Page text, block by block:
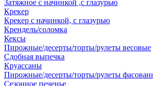
Затяжное с начинкой ,с глазурью
Крекер
Крекер с начинкой, с глазурью
Крендель/соломка
Кексы
Пирожные/десерты/торты/рулеты весовые
Сдобная выпечка
Круассаны
Пирожные/десерты/торты/рулеты
Сезонное печенье